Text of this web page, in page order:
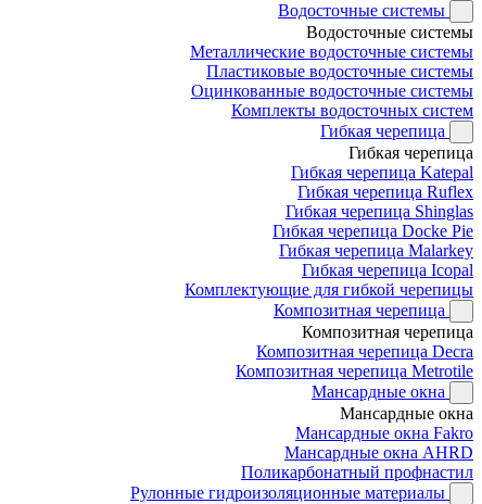
Водосточные системы
Водосточные системы
Металлические водосточные системы
Пластиковые водосточные системы
Оцинкованные водосточные системы
Комплекты водосточных систем
Гибкая черепица
Гибкая черепица
Гибкая черепица Katepal
Гибкая черепица Ruflex
Гибкая черепица Shinglas
Гибкая черепица Docke Pie
Гибкая черепица Malarkey
Гибкая черепица Icopal
Комплектующие для гибкой черепицы
Композитная черепица
Композитная черепица
Композитная черепица Decra
Композитная черепица Metrotile
Мансардные окна
Мансардные окна
Мансардные окна Fakro
Мансардные окна AHRD
Поликарбонатный профнастил
Рулонные гидроизоляционные материалы